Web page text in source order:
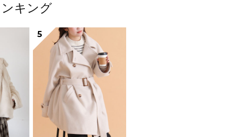
キング
5